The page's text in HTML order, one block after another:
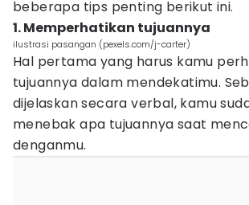
beberapa tips penting berikut ini.
1. Memperhatikan tujuannya
ilustrasi pasangan (pexels.com/j-carter)
Hal pertama yang harus kamu
tujuannya dalam mendekatimu.
dijelaskan secara verbal, kamu
menebak apa tujuannya saat
denganmu.